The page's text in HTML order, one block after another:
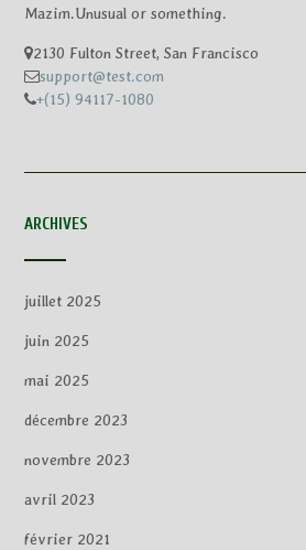
Mazim.Unusual or something.
2130 Fulton Street, San Francisco
support@test.com
+(15) 94117-1080
ARCHIVES
juillet 2025
juin 2025
mai 2025
décembre 2023
novembre 2023
avril 2023
février 2021